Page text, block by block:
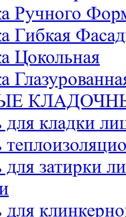
Ручного
Гибкая
Цокольная
кладки
затирки